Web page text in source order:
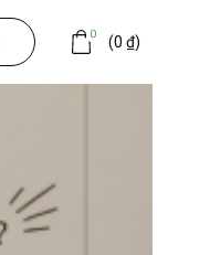
0 (0₫)